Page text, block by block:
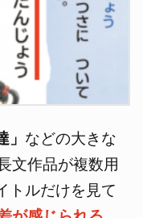
」 などの大きな
文作品が複数用
トルだけを見て